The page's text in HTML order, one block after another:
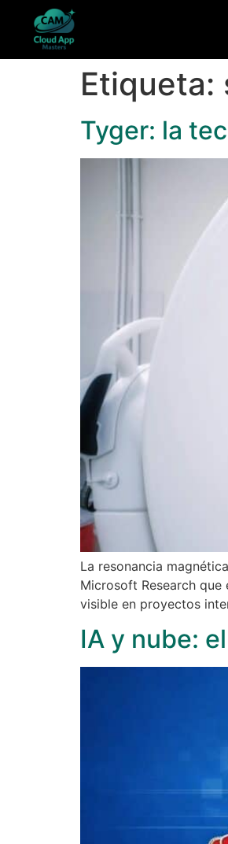
Etiqueta:
Tyger: la
La resonancia
Microsoft Research
visible en proyectos
IA y nube: